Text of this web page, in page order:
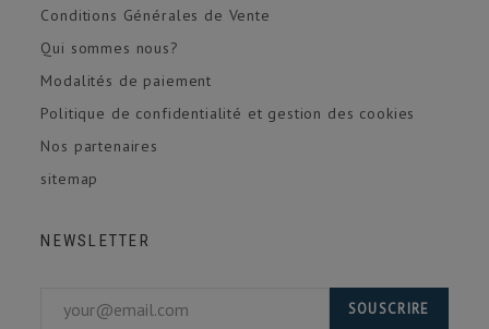
Conditions Générales de Vente
Qui sommes nous?
Modalités de paiement
Politique de confidentialité et gestion des cookies
Nos partenaires
sitemap
NEWSLETTER
SOUSCRIRE